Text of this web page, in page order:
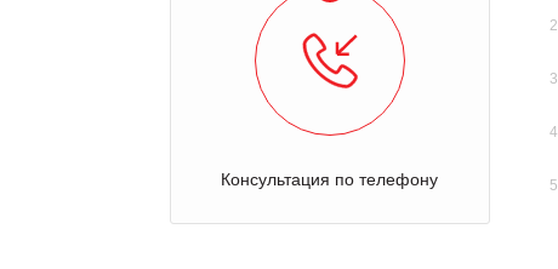
Консультация по телефону
2
3
4
5